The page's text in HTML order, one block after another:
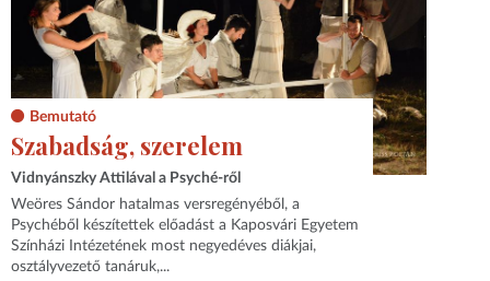
Bemutató
Szabadság, szerelem
Vidnyánszky Attilával a Psyché-ről
Weöres Sándor hatalmas versregényéből, a
Psychéből készítettek előadást a Kaposvári Egyetem
Színházi Intézetének most negyedéves diákjai,
osztályvezető tanáruk,...